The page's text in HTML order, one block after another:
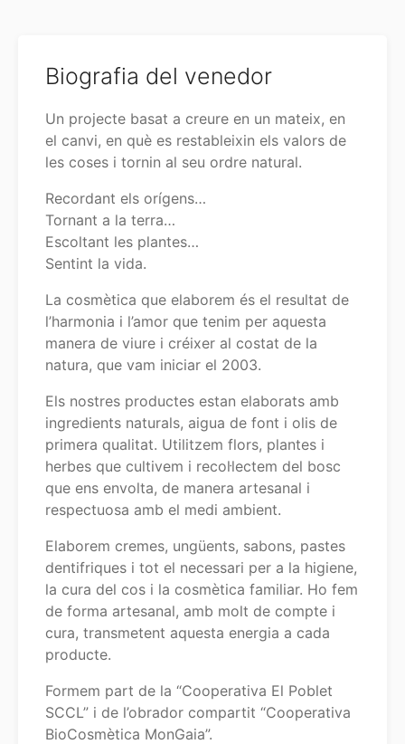
Biografia del venedor
Un projecte basat a creure en un mateix, en
el canvi, en què es restableixin els valors de
les coses i tornin al seu ordre natural.
Recordant els orígens…
Tornant a la terra…
Escoltant les plantes…
Sentint la vida.
La cosmètica que elaborem és el resultat de
l’harmonia i l’amor que tenim per aquesta
manera de viure i créixer al costat de la
natura, que vam iniciar el 2003.
Els nostres productes estan elaborats amb
ingredients naturals, aigua de font i olis de
primera qualitat. Utilitzem flors, plantes i
herbes que cultivem i recol·lectem del bosc
que ens envolta, de manera artesanal i
respectuosa amb el medi ambient.
Elaborem cremes, ungüents, sabons, pastes
dentifriques i tot el necessari per a la higiene,
la cura del cos i la cosmètica familiar. Ho fem
de forma artesanal, amb molt de compte i
cura, transmetent aquesta energia a cada
producte.
Formem part de la “Cooperativa El Poblet
SCCL” i de l’obrador compartit “Cooperativa
BioCosmètica MonGaia”.